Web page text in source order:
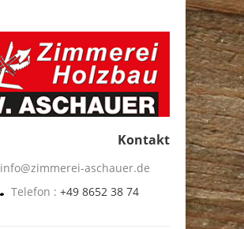
Kontakt
info@zimmerei-aschauer.de
Telefon : +49 8652 38 74